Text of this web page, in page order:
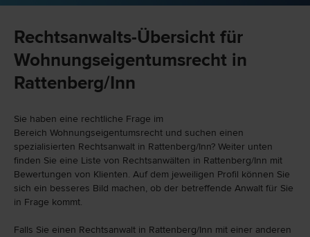
Rechtsanwalts-Übersicht für
Wohnungseigentumsrecht in
Rattenberg/Inn
Sie haben eine rechtliche Frage im
Bereich Wohnungseigentumsrecht und suchen einen
spezialisierten Rechtsanwalt in Rattenberg/Inn? Weiter unten
finden Sie eine Liste von Rechtsanwälten in Rattenberg/Inn mit
Bewertungen von Klienten. Auf dem jeweiligen Profil können Sie
sich ein besseres Bild machen, ob der betreffende Anwalt für Sie
in Frage kommt.
Falls Sie einen Rechtsanwalt in Rattenberg/Inn mit einer anderen